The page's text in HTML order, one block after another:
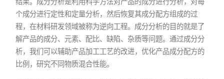
个成分进行定性和定量分析，然后恢复其成分配方组成的过
程，在材料研发领域被称为逆向工程。成分分析的目的就是了
解产品的成分、元素、配比、缺陷、杂质等问题。通过成分分
析，我们可以辅助产品加工工艺的改进，优化产品成分配方的
比例，研究不同物质混合性能。